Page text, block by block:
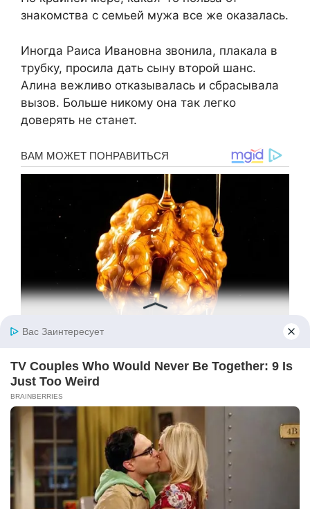
знакомства с семьей мужа все же оказалась.
Иногда Раиса Ивановна звонила, плакала в
трубку, просила дать сыну второй шанс.
Алина вежливо отказывалась и сбрасывала
вызов. Больше никому она так легко
доверять не станет.